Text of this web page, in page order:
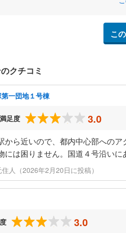
こ
クチコミ
一団地１号棟
足度 3.0
から近いので、都内中心部への
には困りません。国道４号沿いに
人（2026年2月20日に投稿）
3.0